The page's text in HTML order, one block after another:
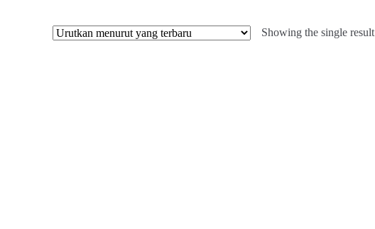
Showing the single result